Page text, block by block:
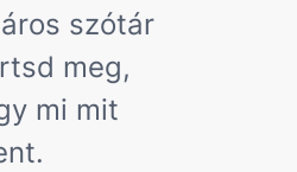
szótár
meg,
mi mit